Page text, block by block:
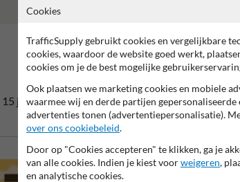
15 jaar garantie op reflecterende folie Anti-
Cookies
TrafficSupply gebruikt cookies en vergelijkbare
cookies, waardoor de website goed werkt,
cookies om je de best mogelijke
Ook plaatsen we marketing cookies en mobiele
waarmee wij en derde partijen
advertenties tonen (advertentiepersonalisatie).
over ons cookiebeleid.
Door op "Cookies accepteren" te klikken, ga je
van alle cookies. Indien je kiest voorweigeren,
en analytische cookies.